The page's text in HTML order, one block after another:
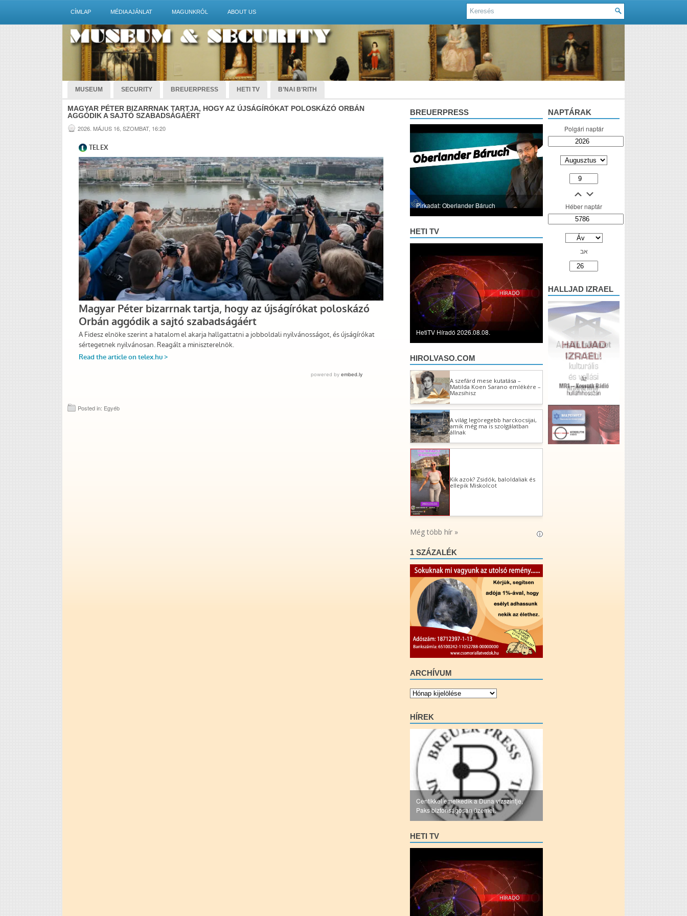
CÍMLAP MÉDIA AJÁNLAT MAGUNKRÓL ABOUT US
MUSEUM SECURITY BREUERPRESS HETI TV B’NAI B’RITH
MAGYAR PÉTER BIZARRNAK TARTJA, HOGY AZ ÚJSÁGÍRÓKAT POLOSKÁZÓ ORBÁN
AGGÓDIK A SAJTÓ SZABADSÁGÁÉRT
2026. MÁJUS 16, SZOMBAT, 16:20
Posted in: Egyéb
BREUERPRESS
Pirkadat: Oberlander Báruch
HETI TV
HetiTV Híradó 2026.08.08.
HIROLVASO.COM
1 SZÁZALÉK
ARCHÍVUM
Archívum
HÍREK
Centikkel emelkedik a Duna vízszintje,
Paks biztonságosan üzemel.
HETI TV
NAPTÁRAK
Polgári naptár
Héber naptár
אב
HALLJAD IZRAEL